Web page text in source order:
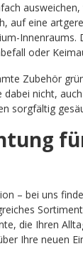
auf eine
oder
Zubehör
nicht,
sorgfältig
– bei uns
die Ihren
Ihre neuen